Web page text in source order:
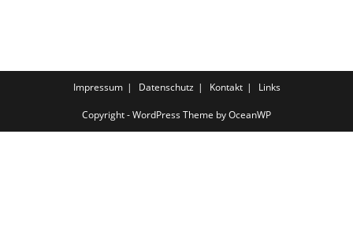
Impressum Datenschutz Kontakt Links
Copyright - WordPress Theme by OceanWP